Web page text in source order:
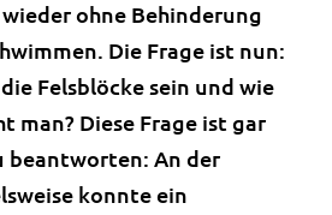
ohne Behinderung
Die Frage ist nun:
Felsblöcke sein und wie
man? Diese Frage ist gar
beantworten: An der
konnte ein